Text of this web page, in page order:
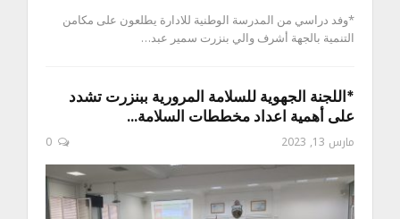
*وفد دراسي من المدرسة الوطنية للادارة يطلعون على مكامن
التنمية بالجهة أشرف والي بنزرت سمير عبد…
*اللجنة الجهوية للسلامة المرورية ببنزرت تشدد
على أهمية اعداد مخططات السلامة…
مارس 13, 2023